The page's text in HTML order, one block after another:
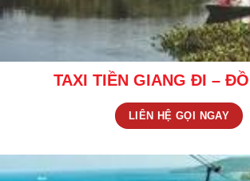
TAXI TIỀN GIANG ĐI –
LIÊN HỆ GỌI NGAY